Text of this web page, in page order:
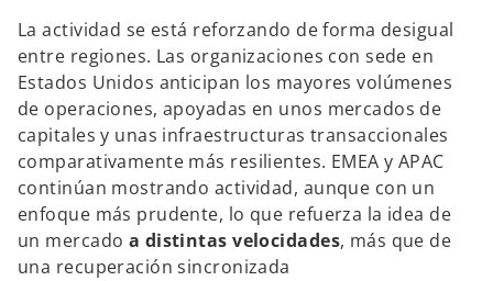
La actividad se está reforzando de forma desigual
entre regiones. Las organizaciones con sede en
Estados Unidos anticipan los mayores volúmenes
de operaciones, apoyadas en unos mercados de
capitales y unas infraestructuras transaccionales
comparativamente más resilientes. EMEA y APAC
continúan mostrando actividad, aunque con un
enfoque más prudente, lo que refuerza la idea de
un mercado a distintas velocidades, más que de
una recuperación sincronizada